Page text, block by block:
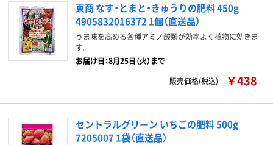
東商 なす・とまと・きゅうりの肥料 450g
4905832016372 1個（直送品）
うま味を高める各種アミノ酸類が効率よく植物に効きま
す。
お届け日：8月25日（火）まで
販売価格(税込)
￥438
セントラルグリーン いちごの肥料 500g
7205007 1袋（直送品）